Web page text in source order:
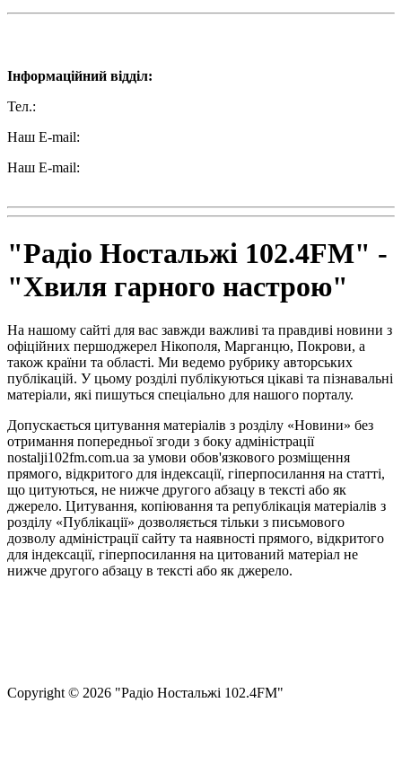
Інформаційний відділ:
Тел.:
Наш E-mail:
Наш E-mail:
"Радіо Ностальжі 102.4FM" -
"Хвиля гарного настрою"
На нашому сайті для вас завжди важливі та правдиві новини з
офіційних першоджерел Нікополя, Марганцю, Покрови, а
також країни та області. Ми ведемо рубрику авторських
публікацій. У цьому розділі публікуються цікаві та пізнавальні
матеріали, які пишуться спеціально для нашого порталу.
Допускається цитування матеріалів з розділу «Новини» без
отримання попередньої згоди з боку адміністрації
nostalji102fm.com.ua за умови обов'язкового розміщення
прямого, відкритого для індексації, гіперпосилання на статті,
що цитуються, не нижче другого абзацу в тексті або як
джерело. Цитування, копіювання та републікація матеріалів з
розділу «Публікації» дозволяється тільки з письмового
дозволу адміністрації сайту та наявності прямого, відкритого
для індексації, гіперпосилання на цитований матеріал не
нижче другого абзацу в тексті або як джерело.
Сopyright © 2026 "Радіо Ностальжі 102.4FM"